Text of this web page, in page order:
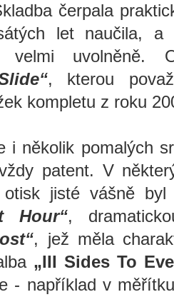
čerpala
let naučila,
velmi uvolněně.
, kterou
kompletu z roku
i několik pomalých
patent. V
otisk jisté vášně
Hour“,
, jež měla
„III Sides To
- například v